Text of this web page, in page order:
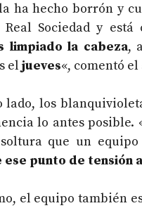
ha hecho borrón y
Sociedad y
limpiado la cabeza,
el jueves«, comentó
lado, los
lo antes posible.
que un
ese punto de tensión
el equipo también